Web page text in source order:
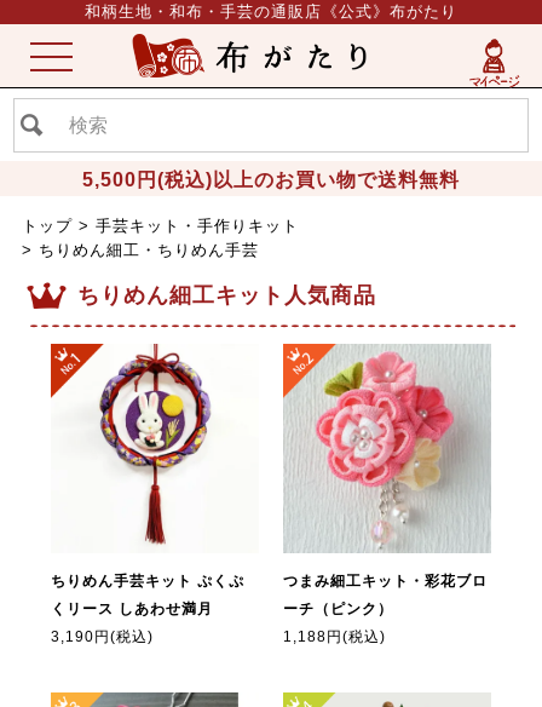
和柄生地・和布・手芸の通販店《公式》布がたり
5,500円(税込)以上のお買い物で送料無料
ME
NU
トップ
手芸キット・手作りキット
ちりめん細工・ちりめん手芸
ちりめん細工キット人気商品
ちりめん手芸キット ぷくぷ
くリース しあわせ満月
3,190円 (税込)
つまみ細工キット・彩花ブロ
ーチ（ピンク）
1,188円 (税込)